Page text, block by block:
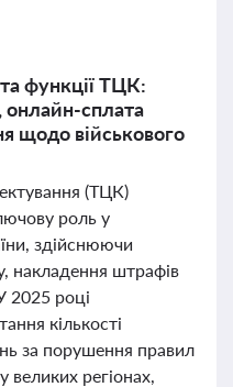
функції ТЦК:
онлайн-сплата
щодо військового
(ТЦК)
роль у
здійснюючи
накладення штрафів
2025 році
кількості
за порушення правил
великих регіонах,